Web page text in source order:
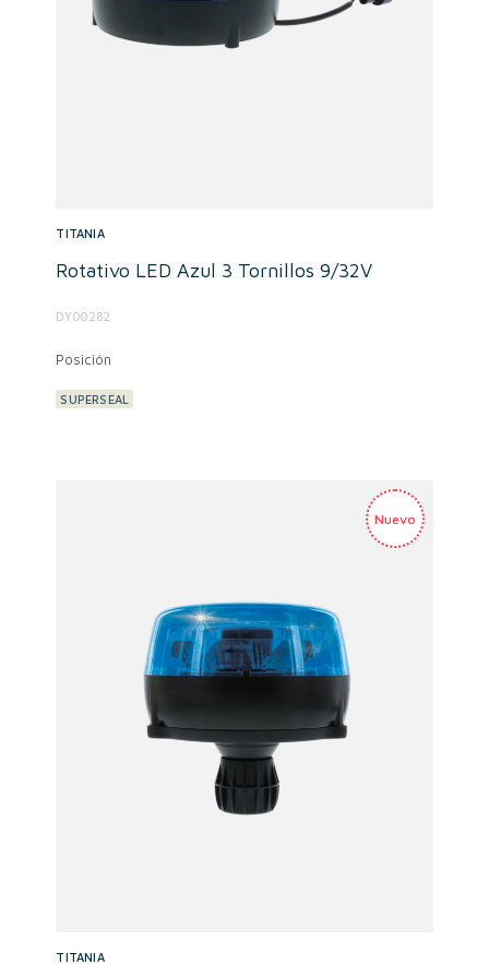
TITANIA
Rotativo LED Azul 3 Tornillos 9/32V
DY00282
Posición
SUPERSEAL
TITANIA